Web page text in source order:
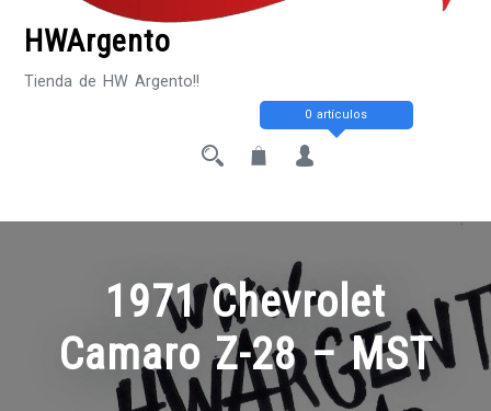
HWArgento
Tienda de HW Argento!!
0 artículos
1971 Chevrolet
Camaro Z-28 – MST